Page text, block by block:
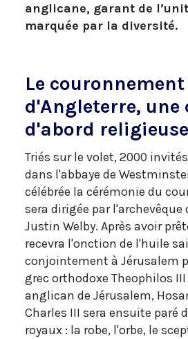
anglicane, garant de
marquée par la diversité.
Le
d'Angleterre, une
d'abord religieuse
Triés sur le volet, 2000
dans l'abbaye de
célébrée la cérémonie du
sera dirigée par l'archevêque
Justin Welby. Après avoir
recevra l'onction de l'huile
conjointement à Jérusalem
grec orthodoxe Theophilos
anglican de Jérusalem,
Charles III sera ensuite paré
royaux : la robe, l'orbe, le